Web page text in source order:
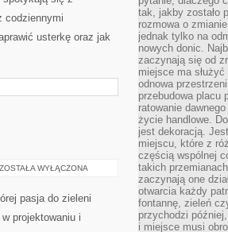
codziennymi
usterkę oraz jak
ROŚLINY
ZOSTAŁA WYŁĄCZONA
pasja do zieleni
projektowaniu i
tak, jakby zostało
rozmowa o
jednak tylko na
nowych donic.
zaczynają się od
miejsce ma
odnowa
przebudowa placu
ratowanie
życie handlowe.
jest dekoracją.
miejscu, które z
częścią wspólnej
takich
zaczynają one
otwarcia każdy
fontannę, zieleń
przychodzi
i miejsce musi